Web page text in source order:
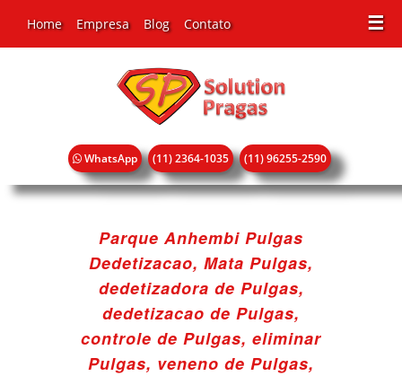
☰
Home Empresa Blog Contato
WhatsApp (11) 2364-1035 (11) 96255-2590
Parque Anhembi Pulgas
Dedetizacao, Mata Pulgas,
dedetizadora de Pulgas,
dedetizacao de Pulgas,
controle de Pulgas, eliminar
Pulgas, veneno de Pulgas,